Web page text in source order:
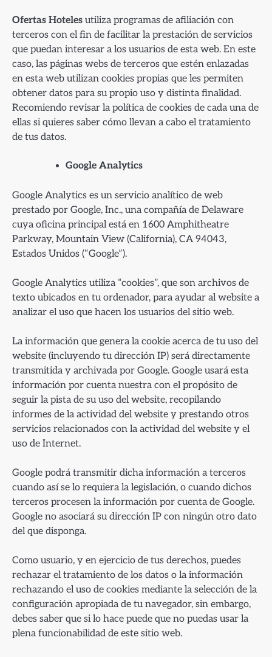
Ofertas Hoteles utiliza programas de afiliación con
terceros con el fin de facilitar la prestación de servicios
que puedan interesar a los usuarios de esta web. En este
caso, las páginas webs de terceros que estén enlazadas
en esta web utilizan cookies propias que les permiten
obtener datos para su propio uso y distinta finalidad.
Recomiendo revisar la política de cookies de cada una de
ellas si quieres saber cómo llevan a cabo el tratamiento
de tus datos.
Google Analytics
Google Analytics es un servicio analítico de web
prestado por Google, Inc., una compañía de Delaware
cuya oficina principal está en 1600 Amphitheatre
Parkway, Mountain View (California), CA 94043,
Estados Unidos (“Google”).
Google Analytics utiliza “cookies”, que son archivos de
texto ubicados en tu ordenador, para ayudar al website a
analizar el uso que hacen los usuarios del sitio web.
La información que genera la cookie acerca de tu uso del
website (incluyendo tu dirección IP) será directamente
transmitida y archivada por Google. Google usará esta
información por cuenta nuestra con el propósito de
seguir la pista de su uso del website, recopilando
informes de la actividad del website y prestando otros
servicios relacionados con la actividad del website y el
uso de Internet.
Google podrá transmitir dicha información a terceros
cuando así se lo requiera la legislación, o cuando dichos
terceros procesen la información por cuenta de Google.
Google no asociará su dirección IP con ningún otro dato
del que disponga.
Como usuario, y en ejercicio de tus derechos, puedes
rechazar el tratamiento de los datos o la información
rechazando el uso de cookies mediante la selección de la
configuración apropiada de tu navegador, sin embargo,
debes saber que si lo hace puede que no puedas usar la
plena funcionabilidad de este sitio web.